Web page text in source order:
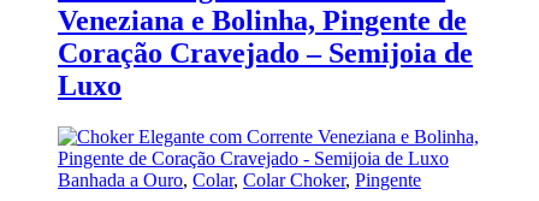
Veneziana e Bolinha, Pingente de
Coração Cravejado – Semijoia de
Luxo
Banhada a Ouro, Colar, Colar Choker, Pingente